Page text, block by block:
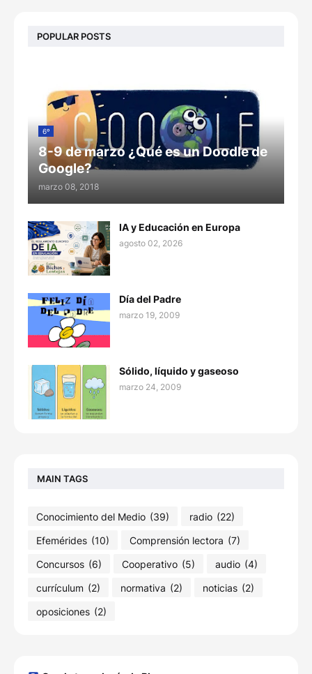
POPULAR POSTS
6º
8-9 de marzo ¿Qué es un Doodle de
Google?
marzo 08, 2018
IA y Educación en Europa
agosto 02, 2026
Día del Padre
marzo 19, 2009
Sólido, líquido y gaseoso
marzo 24, 2009
MAIN TAGS
Conocimiento del Medio (39) radio (22)
Efemérides (10) Comprensión lectora (7)
Concursos (6) Cooperativo (5) audio (4)
currículum (2) normativa (2) noticias (2)
oposiciones (2)